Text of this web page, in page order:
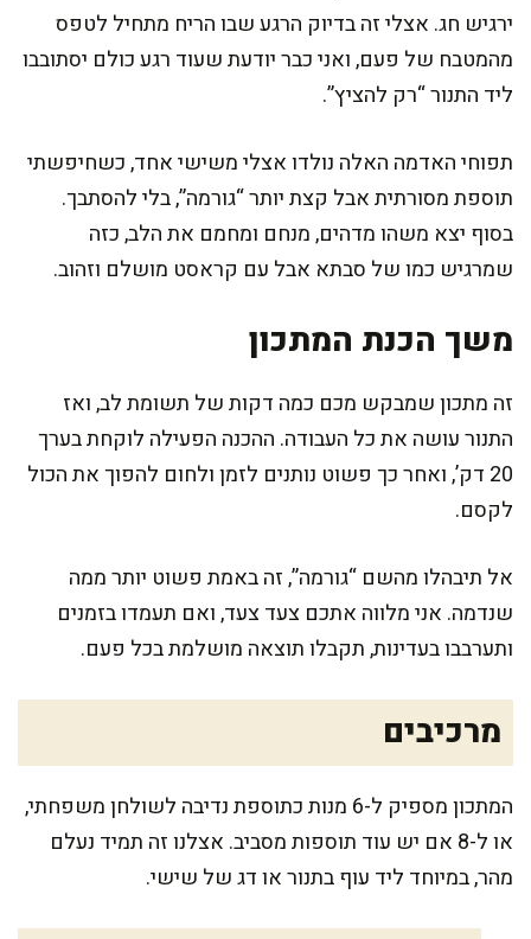
ירגיש חג. אצלי זה בדיוק הרגע שבו הריח מתחיל לטפס
מהמטבח של פעם, ואני כבר יודעת שעוד רגע כולם יסתובבו
ליד התנור “רק להציץ”.
תפוחי האדמה האלה נולדו אצלי משישי אחד, כשחיפשתי
תוספת מסורתית אבל קצת יותר “גורמה”, בלי להסתבך.
בסוף יצא משהו מדהים, מנחם ומחמם את הלב, כזה
שמרגיש כמו של סבתא אבל עם קראסט מושלם וזהוב.
משך הכנת המתכון
זה מתכון שמבקש מכם כמה דקות של תשומת לב, ואז
התנור עושה את כל העבודה. ההכנה הפעילה לוקחת בערך
20 דק’, ואחר כך פשוט נותנים לזמן ולחום להפוך את הכול
לקסם.
אל תיבהלו מהשם “גורמה”, זה באמת פשוט יותר ממה
שנדמה. אני מלווה אתכם צעד צעד, ואם תעמדו בזמנים
ותערבבו בעדינות, תקבלו תוצאה מושלמת בכל פעם.
מרכיבים
המתכון מספיק ל-6 מנות כתוספת נדיבה לשולחן משפחתי,
או ל-8 אם יש עוד תוספות מסביב. אצלנו זה תמיד נעלם
מהר, במיוחד ליד עוף בתנור או דג של שישי.